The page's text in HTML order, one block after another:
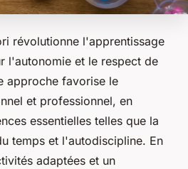
révolutionne l'apprentissage
l'autonomie et le respect de
approche favorise le
et professionnel, en
essentielles telles que la
temps et l'autodiscipline. En
adaptées et un